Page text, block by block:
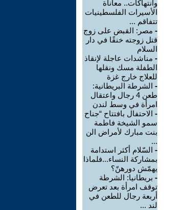
وانتهاكات.. معاناة
الأسيرات الفلسطينيات
تتفاقم ...
- مصر: القبض على زوج
قتل زوجته خنقًا في دار
السلام
- مناشدات عاجلة لإنقاذ
الطفلة مسك ونقلها
للعلاج خارج غزة
- الشرطة البريطانية:
طعن 4 رجال واعتقال
امرأة في وسط لندن
- الاحتفال بافتتاح “جناح
سمو الشيخة فاطمة
بنت مبارك لأمراض الن
...
- السّلام أكثر استدامة
بمشاركة النساء...فلماذا
يهمّش دورهنّ؟
- بريطانيا: الشرطة
توقف امرأة بعد تعرض
أربعة رجال للطعن في
لند ...